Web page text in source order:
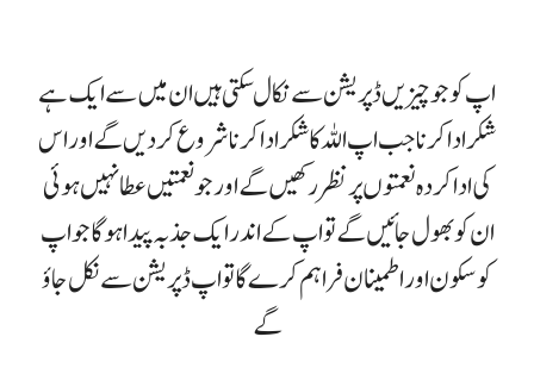
اپ کو جو چیزیں ڈپریشن سے نکال سکتی ہیں ان میں سے ایک ہے
شکر ادا کرنا جب اپ اللہ کا شکر ادا کرنا شروع کر دیں گے اور اس
کی ادا کردہ نعمتوں پر نظر رکھیں گے اور جو نعمتیں عطا نہیں ہوئی
ان کو بھول جائیں گے تو اپ کے اندر ایک جذبہ پیدا ہوگا جو اپ
کو سکون اور اطمینان فراہم کرے گا تو اپ ڈپریشن سے نکل جاؤ
گے